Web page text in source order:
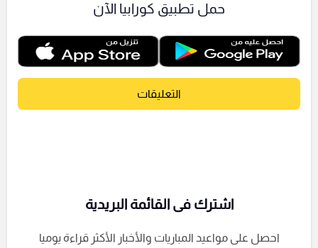
حمل تطبيق كورابيا الآن
التعليقات
اشترك فى القائمة البريدية
احصل على مواعيد المباريات والأخبار الأكثر قراءة يوميا